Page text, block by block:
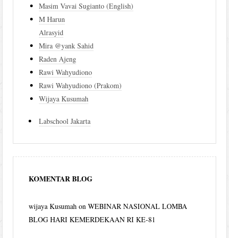
Masim Vavai Sugianto (English)
M Harun
Alrasyid
Mira @yank Sahid
Raden Ajeng
Rawi Wahyudiono
Rawi Wahyudiono (Prakom)
Wijaya Kusumah
Labschool Jakarta
KOMENTAR BLOG
wijaya Kusumah onWEBINAR NASIONAL LOMBA
BLOG HARI KEMERDEKAAN RI KE-81